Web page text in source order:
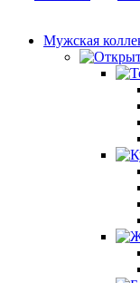
Мужская